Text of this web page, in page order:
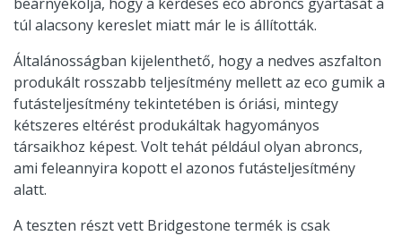
túl alacsony kereslet miatt már le is állították.
Általánosságban kijelenthető, hogy a nedves aszfalton
produkált rosszabb teljesítmény mellett az eco gumik a
futásteljesítmény tekintetében is óriási, mintegy
kétszeres eltérést produkáltak hagyományos
társaikhoz képest. Volt tehát például olyan abroncs,
ami feleannyira kopott el azonos futásteljesítmény
alatt.
A teszten részt vett Bridgestone termék is csak